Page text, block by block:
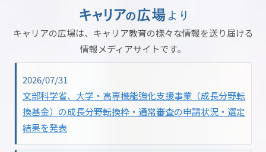
キャリアの広場は、キャリア教育の様々な情報を送り届ける
情報メディアサイトです。
2026/07/31
文部科学省、大学・高専機能強化支援事業（成長分野転
換基金）の成長分野転換枠・通常審査の申請状況・選定
結果を発表